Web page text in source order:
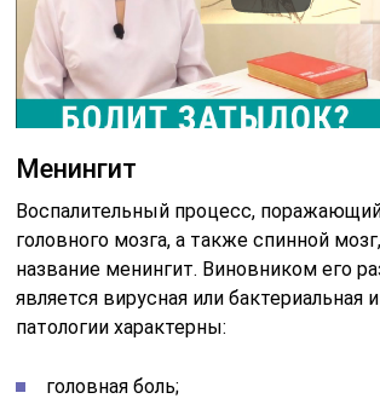
Менингит
Воспалительный процесс,
головного мозга, а также спинной
название менингит. Виновником его
является вирусная или бактериальная
патологии характерны:
головная боль;